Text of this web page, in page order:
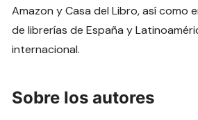
Amazon y Casa del Libro, así como
de librerías de España y
internacional.
Sobre los autores